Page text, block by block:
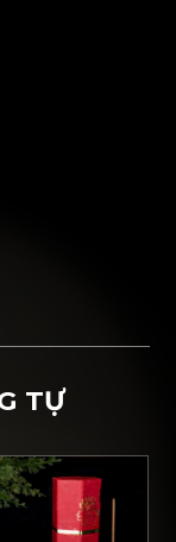
TỰ